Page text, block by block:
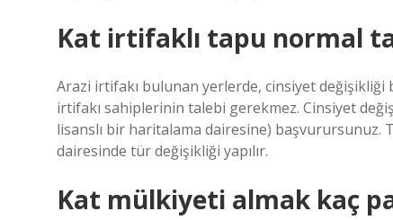
Kat irtifaklı tapu normal
Arazi irtifakı bulunan yerlerde, cinsiyet
irtifakı sahiplerinin talebi gerekmez. Cinsiyet
lisanslı bir haritalama dairesine) başvurursunuz.
dairesinde tür değişikliği yapılır.
Kat mülkiyeti almak kaç